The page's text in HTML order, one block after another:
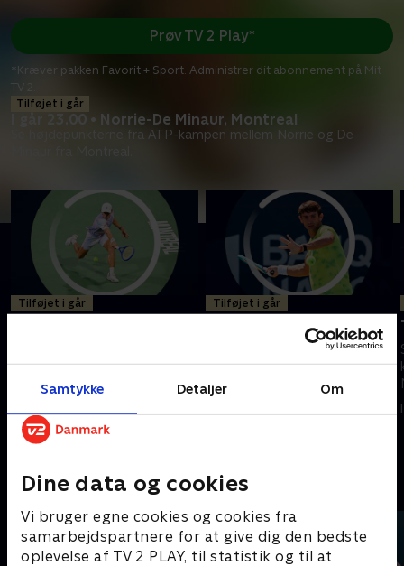
Samtykke Detaljer Om
Dine data og cookies
Vi bruger egne cookies og cookies fra
samarbejdspartnere for at give dig den bedste
oplevelse af TV 2 PLAY, til statistik og til at
Tilføjet i går
I går 23.00 • Norrie-De Minaur, Montreal
Se højdepunkterne fra ATP-kampen mellem Norrie og De
Prøv TV 2 Play*
*Kræver pakken Favorit + Sport. Administrer dit abonnement på Mit
TV 2.
Tilføjet i går
Se højdepunkterne fra ATP-
kampen mellem Norrie og De
Minaur fra Montreal.
I går • 9 min
Tilføjet i går
Navone-Fils, Montreal
Se højdepunkterne fra ATP-
kampen mellem Navone og Fils
fra Montreal.
Andre så også